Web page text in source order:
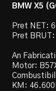
BMW X5
Pret NET:
Pret
An
Motor:
KM: